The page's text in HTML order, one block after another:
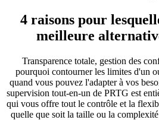
4 raisons pour
meilleure
Transparence totale, gestion des
pourquoi contourner les limites d'un
quand vous pouvez l'adapter à vos
supervision tout-en-un de PRTG est
qui vous offre tout le contrôle et la
quelle que soit la taille ou la